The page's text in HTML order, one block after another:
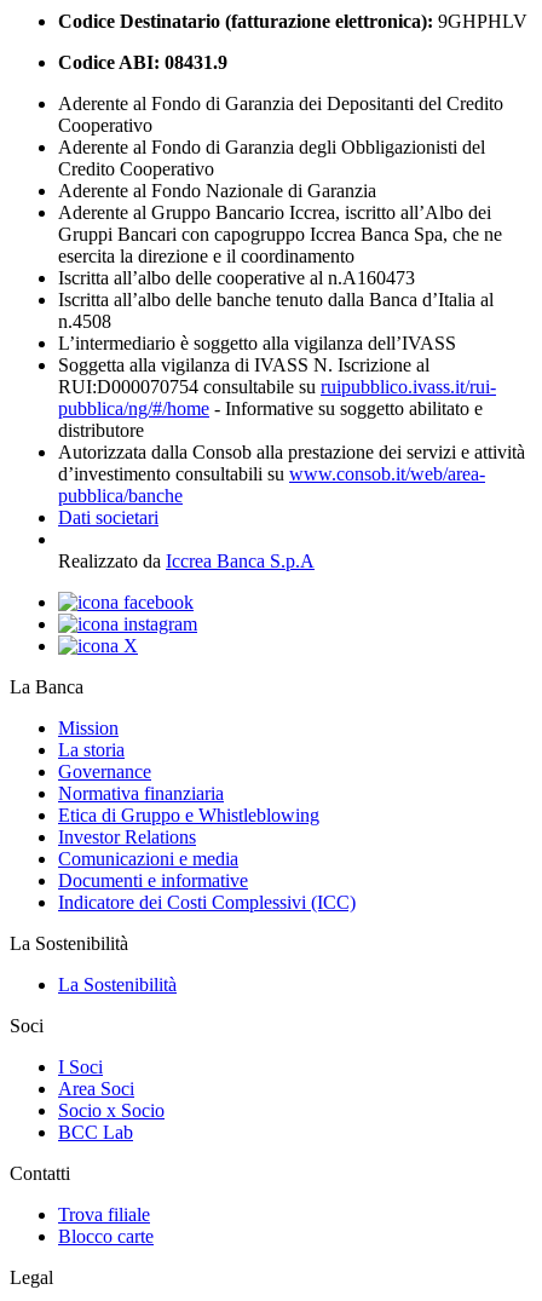
Codice Destinatario (fatturazione elettronica): 9GHPHLV
Codice ABI: 08431.9
Aderente al Fondo di Garanzia dei Depositanti del Credito
Cooperativo
Aderente al Fondo di Garanzia degli Obbligazionisti del
Credito Cooperativo
Aderente al Fondo Nazionale di Garanzia
Aderente al Gruppo Bancario Iccrea, iscritto all’Albo dei
Gruppi Bancari con capogruppo Iccrea Banca Spa, che ne
esercita la direzione e il coordinamento
Iscritta all’albo delle cooperative al n.A160473
Iscritta all’albo delle banche tenuto dalla Banca d’Italia al
n.4508
L’intermediario è soggetto alla vigilanza dell’IVASS
Soggetta alla vigilanza di IVASS N. Iscrizione al
RUI:D000070754 consultabile su ruipubblico.ivass.it/rui-
pubblica/ng/#/home - Informative su soggetto abilitato e
distributore
Autorizzata dalla Consob alla prestazione dei servizi e attività
d’investimento consultabili su www.consob.it/web/area-
pubblica/banche
Dati societari
Realizzato da Iccrea Banca S.p.A
La Banca
Mission
La storia
Governance
Normativa finanziaria
Etica di Gruppo e Whistleblowing
Investor Relations
Comunicazioni e media
Documenti e informative
Indicatore dei Costi Complessivi (ICC)
La Sostenibilità
La Sostenibilità
Soci
I Soci
Area Soci
Socio x Socio
BCC Lab
Contatti
Trova filiale
Blocco carte
Legal